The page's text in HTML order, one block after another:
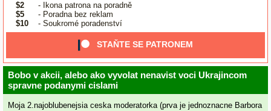
$2
- Ikona patrona na poradně
$5
- Poradna bez reklam
$10
- Soukromé poradenství
STAŇTE SE PATRONEM
Bobo v akcii, alebo ako vyvolat nenavist voci Ukrajincom
spravne podanymi cislami
Moja 2.najoblubenejsia ceska moderatorka (prva je jednoznacne Barbora